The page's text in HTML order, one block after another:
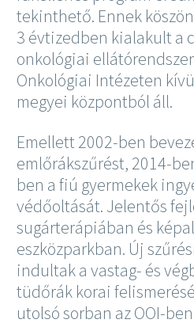
tekinthető. Ennek
3 évtizedben kialakult a
onkológiai
Onkológiai Intézeten
megyei központból áll.
Emellett 2002-ben
emlőrákszűrést, 2014-
ben a fiú gyermekek
védőoltását. Jelentős
sugárterápiában és
eszközparkban. Új
indultak a vastag- és
tüdőrák korai
utolsó sorban az OOI-